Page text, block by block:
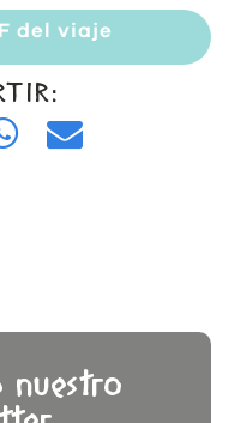
del viaje
nuestro